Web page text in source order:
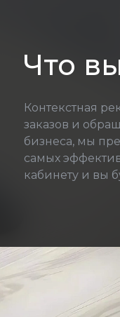
Что
Контекстная
заказов и
бизнеса, мы
самых
кабинету и вы